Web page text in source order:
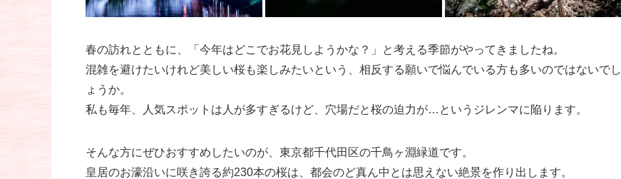
春の訪れとともに、「今年はどこでお花見しようかな？」と考える季節がやってきましたね。
混雑を避けたいけれど美しい桜も楽しみたいという、相反する願いで悩んでいる方も多いのではないでし
ょうか。
私も毎年、人気スポットは人が多すぎるけど、穴場だと桜の迫力が…というジレンマに陥ります。
そんな方にぜひおすすめしたいのが、東京都千代田区の千鳥ヶ淵緑道です。
皇居のお濠沿いに咲き誇る約230本の桜は、都会のど真ん中とは思えない絶景を作り出します。